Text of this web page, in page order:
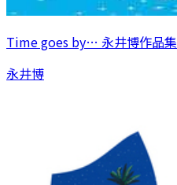
Time goes by… 永井博作品集
永井博